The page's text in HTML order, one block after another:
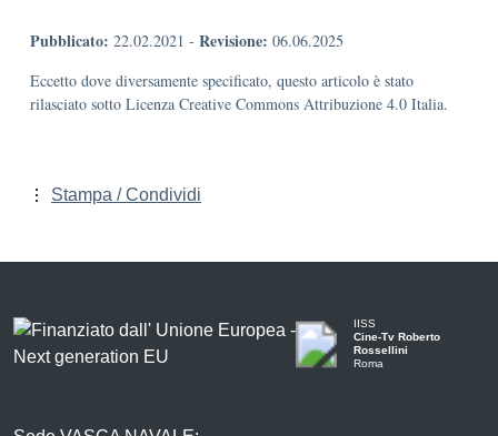
Pubblicato: 22.02.2021 - Revisione: 06.06.2025
Eccetto dove diversamente specificato, questo articolo è stato
rilasciato sotto Licenza Creative Commons Attribuzione 4.0 Italia.
Stampa / Condividi
IISS
Cine-Tv Roberto
Rossellini
Roma